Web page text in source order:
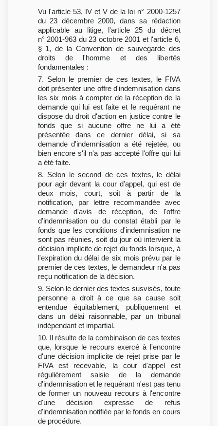
Vu l'article 53, IV et V de la loi n° 2000-1257
du 23 décembre 2000, dans sa rédaction
applicable au litige, l'article 25 du décret
n° 2001-963 du 23 octobre 2001 et l'article 6,
§ 1, de la Convention de sauvegarde des
droits de l'homme et des libertés
fondamentales :
7. Selon le premier de ces textes, le FIVA
doit présenter une offre d'indemnisation dans
les six mois à compter de la réception de la
demande qui lui est faite et le requérant ne
dispose du droit d'action en justice contre le
fonds que si aucune offre ne lui a été
présentée dans ce dernier délai, si sa
demande d'indemnisation a été rejetée, ou
bien encore s'il n'a pas accepté l'offre qui lui
a été faite.
8. Selon le second de ces textes, le délai
pour agir devant la cour d'appel, qui est de
deux mois, court, soit à partir de la
notification, par lettre recommandée avec
demande d'avis de réception, de l'offre
d'indemnisation ou du constat établi par le
fonds que les conditions d'indemnisation ne
sont pas réunies, soit du jour où intervient la
décision implicite de rejet du fonds lorsque, à
l'expiration du délai de six mois prévu par le
premier de ces textes, le demandeur n'a pas
reçu notification de la décision.
9. Selon le dernier des textes susvisés, toute
personne a droit à ce que sa cause soit
entendue équitablement, publiquement et
dans un délai raisonnable, par un tribunal
indépendant et impartial.
10. Il résulte de la combinaison de ces textes
que, lorsque le recours exercé à l'encontre
d'une décision implicite de rejet prise par le
FIVA est recevable, la cour d'appel est
régulièrement saisie de la demande
d'indemnisation et le requérant n'est pas tenu
de former un nouveau recours à l'encontre
d'une décision expresse de refus
d'indemnisation notifiée par le fonds en cours
de procédure.